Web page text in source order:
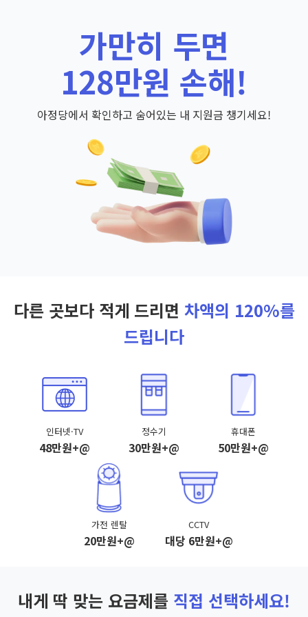
가만히 두면
128만원 손해!
아정당에서 확인하고 숨어있는 내 지원금 챙기세요!
다른 곳보다 적게 드리면 차액의 120%를
드립니다
인터넷·TV
48만원+@
정수기
30만원+@
휴대폰
50만원+@
가전 렌탈
20만원+@
CCTV
대당 6만원+@
내게 딱 맞는 요금제를 직접 선택하세요!